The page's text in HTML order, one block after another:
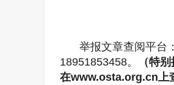
举报文章查阅平台
18951853458。
（特
在www.osta.org.cn上